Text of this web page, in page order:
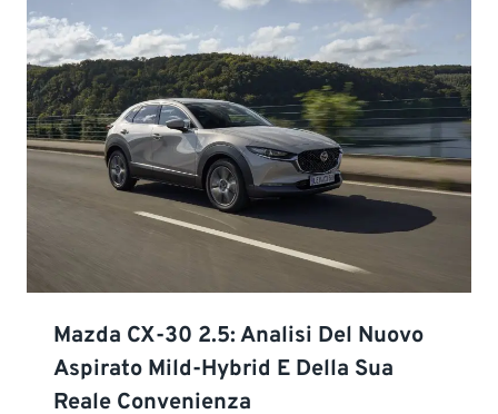
Mazda CX-30 2.5: Analisi Del Nuovo
Aspirato Mild-Hybrid E Della Sua
Reale Convenienza